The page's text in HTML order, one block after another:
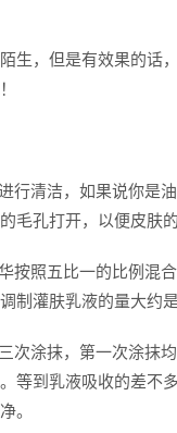
生，但是有效果的话
行清洁，如果说你是
毛孔打开，以便皮肤
按照五比一的比例混
制灌肤乳液的量大约
次涂抹，第一次涂抹
等到乳液吸收的差不
。